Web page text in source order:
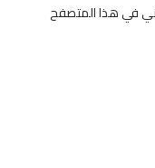
في هذا المتصفح